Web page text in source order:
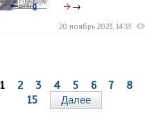
→
20 ноябрь 2023, 14:33
1 2 3 4 5 6 7 8
15
Далее